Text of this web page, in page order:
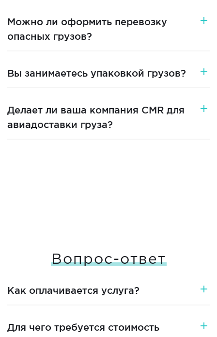
Можно ли оформить перевозку
опасных грузов?
Вы занимаетесь упаковкой грузов?
Делает ли ваша компания CMR для
авиадоставки груза?
Вопрос-ответ
Как оплачивается услуга?
Для чего требуется стоимость